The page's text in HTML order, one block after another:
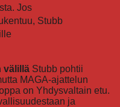
Jos
Stubb
välillä Stubb pohtii
MAGA-ajattelun
on Yhdysvaltain etu.
ja